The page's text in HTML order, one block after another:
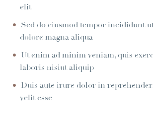
elit
Sed do eiusmod tempor incididunt
dolore magna aliqua
Ut enim ad minim veniam, quis
laboris nisiut aliquip
Duis aute irure dolor in
velit esse